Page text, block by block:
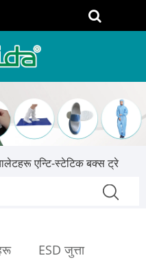
एन्टि-स्टेटिक बक्स ट्रे
ESD जुत्ता